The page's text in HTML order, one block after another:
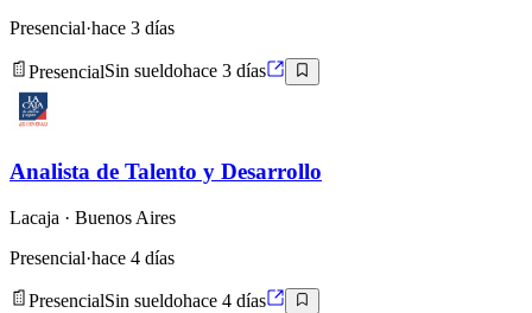
Presencial·hace 3 días
PresencialSin sueldohace 3 días
Analista de Talento y Desarrollo
Lacaja · Buenos Aires
Presencial·hace 4 días
PresencialSin sueldohace 4 días